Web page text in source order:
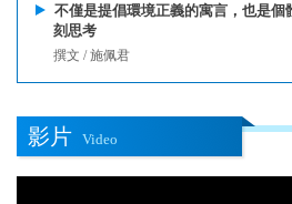
不僅是提倡環境正義的寓言，也是個
刻思考
撰文 / 施佩君
影片 Video